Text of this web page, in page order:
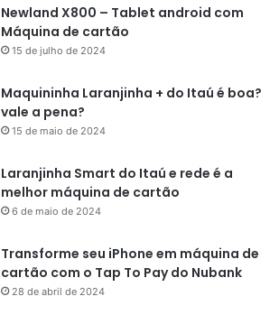
Newland X800 – Tablet android com
Máquina de cartão
15 de julho de 2024
Maquininha Laranjinha + do Itaú é boa?
vale a pena?
15 de maio de 2024
Laranjinha Smart do Itaú e rede é a
melhor máquina de cartão
6 de maio de 2024
Transforme seu iPhone em máquina de
cartão com o Tap To Pay do Nubank
28 de abril de 2024